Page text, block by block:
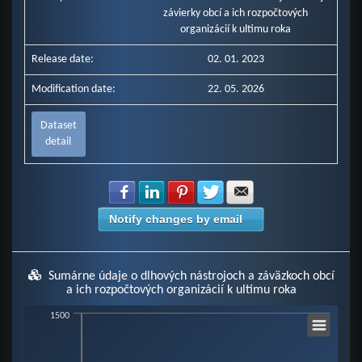
závierky obcí a ich rozpočtových
organizácií k ultimu roka
Release date: 02. 01. 2023
Modification date: 22. 05. 2026
Dataset
detail
Share with Facebook
Share with LinkedIn
Share with Pinterest
Share with Twitter
Notify changes by email
Sumárne údaje o dlhových nástrojoch a záväzkoch obcí
a ich rozpočtových organizácií k ultimu roka
Chart1500